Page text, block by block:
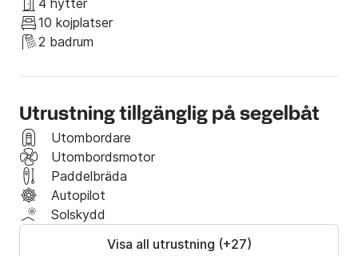
Standardbekvämligheter inkluderar
Skeppare & värdinna
Bränsle
Alla tillämpliga skatter
Smörgåsar
Kaffe
Förfriskningar
Vin eller öl
Fruktsallad
ΕFiskeutrustning
Snorkelutrustning (msks-snorkel)
Bluetooth 200 watt högtalare
4 hytter
10 kojplatser
2 badrum
Utrustning tillgänglig på segelbåt
Utombordare
Utombordsmotor
Paddelbräda
Autopilot
Solskydd
Visa all utrustning (+27)